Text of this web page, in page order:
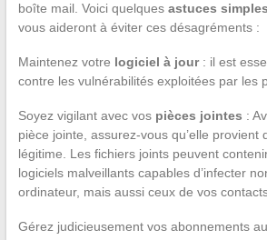
boîte mail. Voici quelques astuces simples
vous aideront à éviter ces désagréments :
Maintenez votre logiciel à jour: il est
contre les vulnérabilités exploitées par les
Soyez vigilant avec vos pièces jointes :
pièce jointe, assurez-vous qu’elle provient
légitime. Les fichiers joints peuvent
logiciels malveillants capables d’infecter
ordinateur, mais aussi ceux de vos
Gérez judicieusement vos abonnements